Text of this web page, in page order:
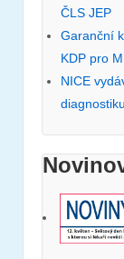
ČLS JEP
Garanční
KDP pro
NICE